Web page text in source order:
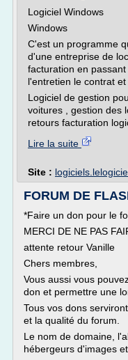
Logiciel Windows
Windows
C'est un programme
d'une entreprise de
facturation en
l'entretien le contrat
Logiciel de gestion
voitures , gestion des
retours facturation
Lire la suite
Site :
FORUM DE
*Faire un don pour le
MERCI DE NE PAS
attente retour Vanille
Chers membres,
Vous aussi vous
don et permettre une
Tous vos dons
et la qualité du forum.
Le nom de domaine,
hébergeurs d'images et